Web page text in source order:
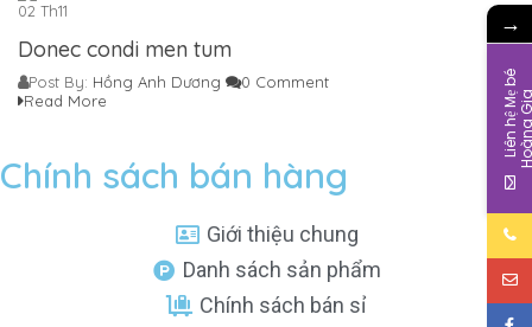
02 Th11
Donec condi men tum
Post By: Hồng Anh Dương
0 Comment
Read More
Chính sách bán hàng
Giới thiệu chung
Danh sách sản phẩm
Chính sách bán sỉ
→
L
i
ê
n
h
ệ
M
b
é
H
o
à
n
g
G
i